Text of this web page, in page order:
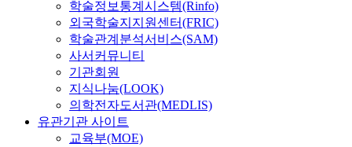
학술정보통계시스템(Rinfo)
외국학술지지원센터(FRIC)
학술관계분석서비스(SAM)
사서커뮤니티
기관회원
지식나눔(LOOK)
의학전자도서관(MEDLIS)
유관기관 사이트
교육부(MOE)